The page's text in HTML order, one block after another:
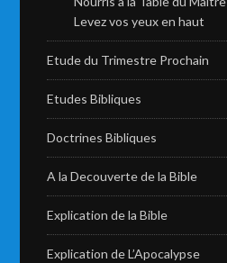
Levez vos yeux en haut
Etude du Trimestre Prochain
Etudes Bibliques
Doctrines Bibliques
A la Decouverte de la Bible
Explication de la Bible
Explication de L’Apocalypse